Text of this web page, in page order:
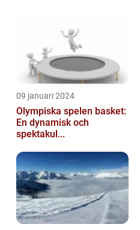
09 januari 2024
Olympiska spelen basket:
En dynamisk och
spektakul...